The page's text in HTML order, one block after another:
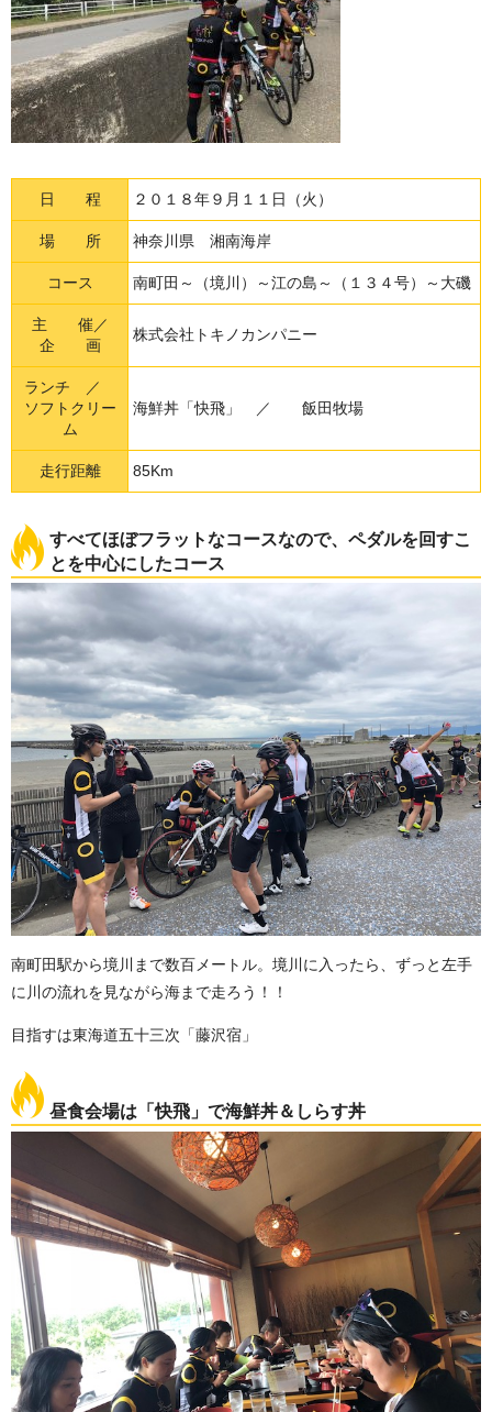
日 程 ２０１８年９月１１日（火）
場 所 神奈川県 湘南海岸
コース 南町田～（境川）～江の島～（１３４号）～大磯
主 催／
企 画
株式会社トキノカンパニー
ランチ ／
ソフトクリー
ム
海鮮丼「快飛」 ／ 飯田牧場
走行距離 85Km
すべてほぼフラットなコースなので、ペダルを回すこ
とを中心にしたコース
南町田駅から境川まで数百メートル。境川に入ったら、ずっと左手
に川の流れを見ながら海まで走ろう！！
目指すは東海道五十三次「藤沢宿」
昼食会場は「快飛」で海鮮丼＆しらす丼